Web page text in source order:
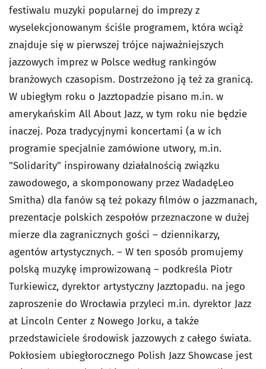
festiwalu muzyki popularnej do imprezy z
wyselekcjonowanym ściśle programem, która wciąż
znajduje się w pierwszej trójce najważniejszych
jazzowych imprez w Polsce według rankingów
branżowych czasopism. Dostrzeżono ją też za granicą.
W ubiegłym roku o Jazztopadzie pisano m.in. w
amerykańskim All About Jazz, w tym roku nie będzie
inaczej. Poza tradycyjnymi koncertami (a w ich
programie specjalnie zamówione utwory, m.in.
"Solidarity" inspirowany działalnością związku
zawodowego, a skomponowany przez WadadęLeo
Smitha) dla fanów są też pokazy filmów o jazzmanach,
prezentacje polskich zespołów przeznaczone w dużej
mierze dla zagranicznych gości – dziennikarzy,
agentów artystycznych. – W ten sposób promujemy
polską muzykę improwizowaną – podkreśla Piotr
Turkiewicz, dyrektor artystyczny Jazztopadu. na jego
zaproszenie do Wrocławia przyleci m.in. dyrektor Jazz
at Lincoln Center z Nowego Jorku, a także
przedstawiciele środowisk jazzowych z całego świata.
Pokłosiem ubiegłorocznego Polish Jazz Showcase jest